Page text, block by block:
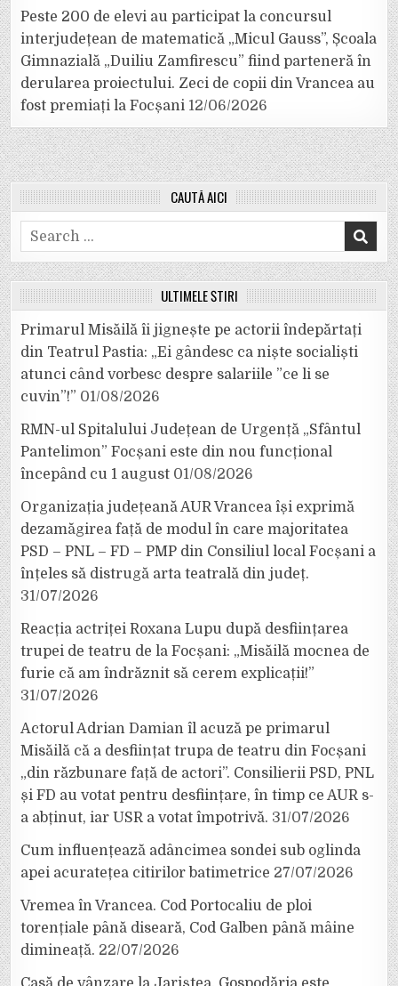
Peste 200 de elevi au participat la concursul
interjudețean de matematică „Micul Gauss”, Școala
Gimnazială „Duiliu Zamfirescu” fiind parteneră în
derularea proiectului. Zeci de copii din Vrancea au
fost premiați la Focșani 12/06/2026
CAUTĂ AICI
Search
for:
ULTIMELE ȘTIRI
Primarul Misăilă îi jignește pe actorii îndepărtați
din Teatrul Pastia: „Ei gândesc ca niște socialiști
atunci când vorbesc despre salariile ”ce li se
cuvin”!” 01/08/2026
RMN-ul Spitalului Județean de Urgență „Sfântul
Pantelimon” Focșani este din nou funcțional
începând cu 1 august 01/08/2026
Organizația județeană AUR Vrancea își exprimă
dezamăgirea față de modul în care majoritatea
PSD – PNL – FD – PMP din Consiliul local Focșani a
înțeles să distrugă arta teatrală din județ.
31/07/2026
Reacția actriței Roxana Lupu după desființarea
trupei de teatru de la Focșani: „Misăilă mocnea de
furie că am îndrăznit să cerem explicații!”
31/07/2026
Actorul Adrian Damian îl acuză pe primarul
Misăilă că a desființat trupa de teatru din Focșani
„din răzbunare față de actori”. Consilierii PSD, PNL
și FD au votat pentru desființare, în timp ce AUR s-
a abținut, iar USR a votat împotrivă. 31/07/2026
Cum influențează adâncimea sondei sub oglinda
apei acuratețea citirilor batimetrice 27/07/2026
Vremea în Vrancea. Cod Portocaliu de ploi
torențiale până diseară, Cod Galben până mâine
dimineață. 22/07/2026